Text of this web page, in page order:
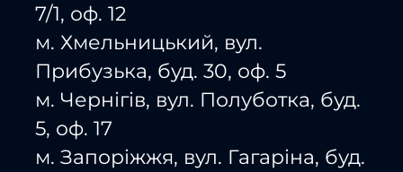
7/1, оф. 12
м. Хмельницький, вул.
Прибузька, буд. 30, оф. 5
м. Чернігів, вул. Полуботка, буд.
5, оф. 17
м. Запоріжжя, вул. Гагаріна, буд.